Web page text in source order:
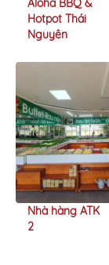
Aloha BBQ &
Hotpot Thái
Nguyên
Nhà hàng ATK
2